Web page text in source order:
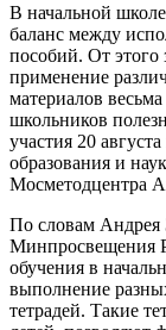
В начальной
баланс между
пособий. От этого
применение
материалов
школьников
участия 20
образования и
Мосметодцентра
По словам Андрея
Минпросвещения
обучения в
выполнение
тетрадей. Такие